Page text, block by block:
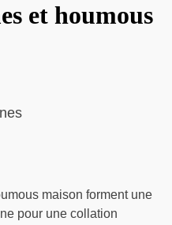
et houmous
maison forment une
pour une collation